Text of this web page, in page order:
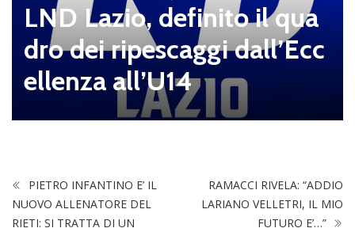
LND Lazio, definito il qua
dro dei ripescaggi dall’Ecc
ellenza all’U14
PIETRO INFANTINO E’ IL
NUOVO ALLENATORE DEL
RIETI: SI TRATTA DI UN
RAMACCI RIVELA: “ADDIO
LARIANO VELLETRI, IL MIO
FUTURO E’…”